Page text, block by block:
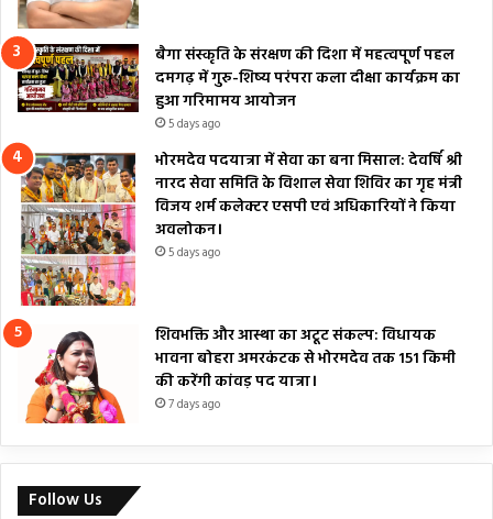
बैगा संस्कृति के संरक्षण की दिशा में महत्वपूर्ण पहल
दमगढ़ में गुरु-शिष्य परंपरा कला दीक्षा कार्यक्रम का
हुआ गरिमामय आयोजन
5 days ago
भोरमदेव पदयात्रा में सेवा का बना मिसाल: देवर्षि श्री
नारद सेवा समिति के विशाल सेवा शिविर का गृह मंत्री
विजय शर्म कलेक्टर एसपी एवं अधिकारियों ने किया
अवलोकन।
5 days ago
शिवभक्ति और आस्था का अटूट संकल्प: विधायक
भावना बोहरा अमरकंटक से भोरमदेव तक 151 किमी
की करेंगी कांवड़ पद यात्रा।
7 days ago
Follow Us